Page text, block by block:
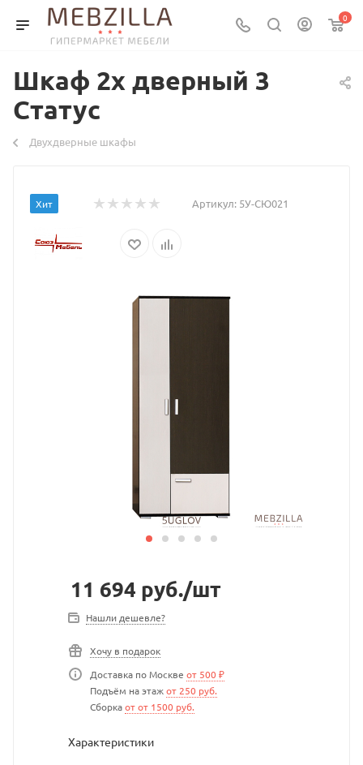
0
Шкаф 2х дверный 3
Статус
Двухдверные шкафы
Хит Артикул: 5У-СЮ021
11 694 руб./шт
Нашли дешевле?
Хочу в подарок
Доставка по Москве от 500 ₽
Подъём на этажот 250 руб.
Сборкаот от 1500 руб.
Характеристики